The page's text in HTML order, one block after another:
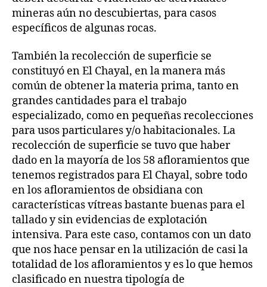
mineras aún no descubiertas, para casos
específicos de algunas rocas.
También la recolección de superficie se
constituyó en El Chayal, en la manera más
común de obtener la materia prima, tanto en
grandes cantidades para el trabajo
especializado, como en pequeñas recolecciones
para usos particulares y/o habitacionales. La
recolección de superficie se tuvo que haber
dado en la mayoría de los 58 afloramientos que
tenemos registrados para El Chayal, sobre todo
en los afloramientos de obsidiana con
características vítreas bastante buenas para el
tallado y sin evidencias de explotación
intensiva. Para este caso, contamos con un dato
que nos hace pensar en la utilización de casi la
totalidad de los afloramientos y es lo que hemos
clasificado en nuestra tipología de